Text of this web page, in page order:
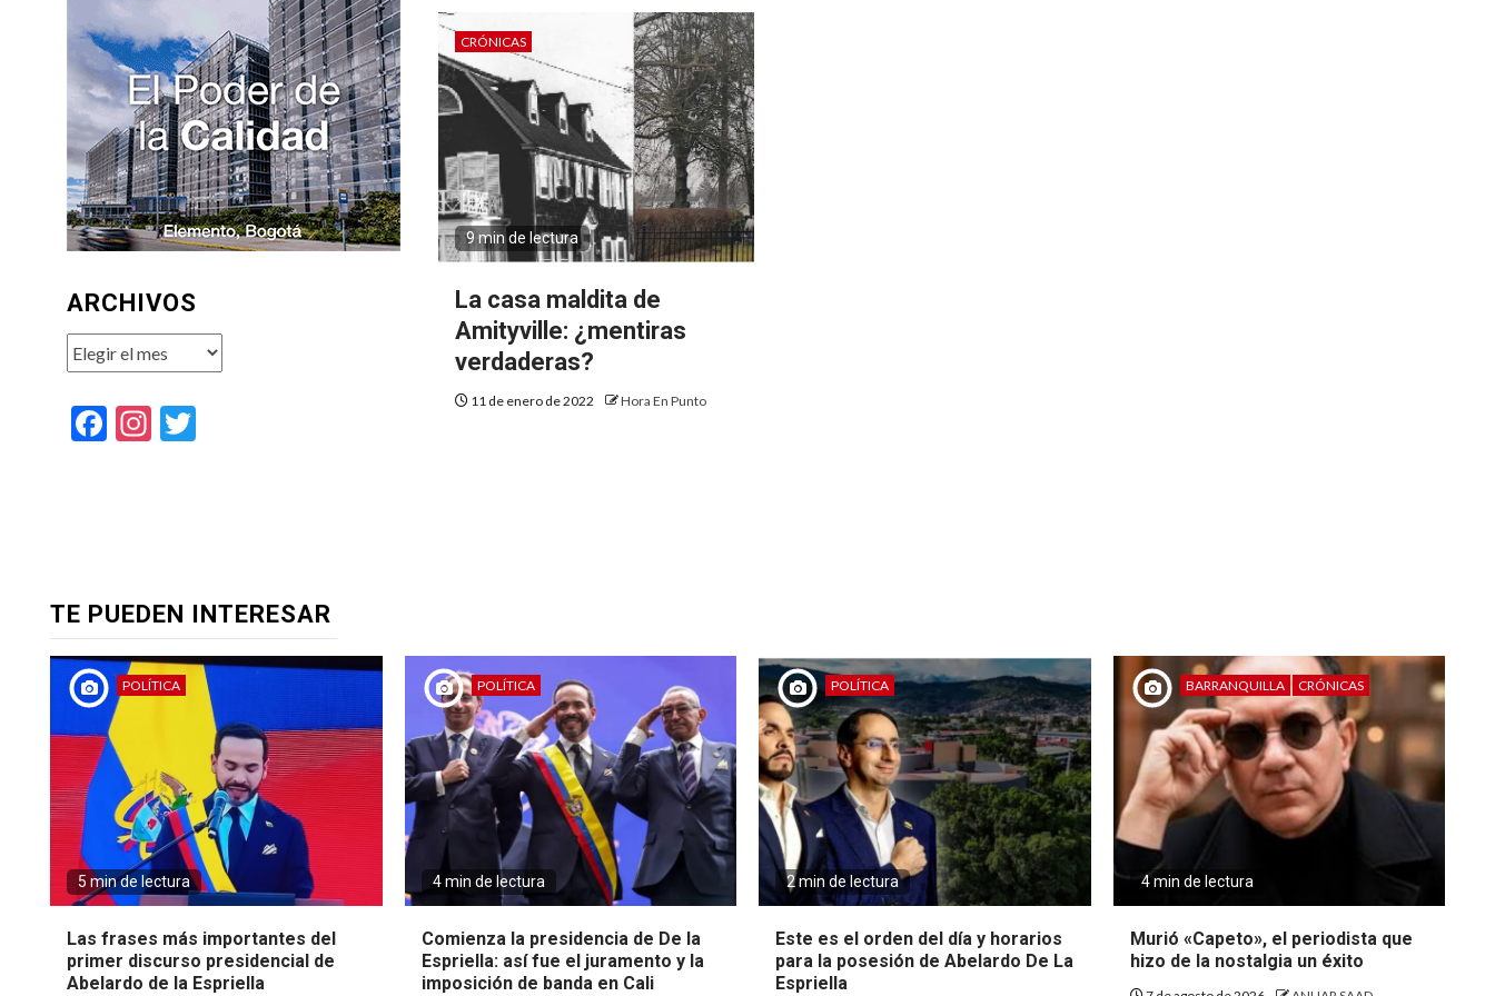
CRÓNICAS
9 min de lectura
La casa maldita de
Amityville: ¿mentiras
verdaderas?
11 de enero de 2022 Hora En Punto
ARCHIVOS
Archivos
Facebook
Instagram
TE PUEDEN INTERESAR
POLÍTICA
5 min de lectura
Las frases más importantes del
primer discurso presidencial de
Abelardo de la Espriella
POLÍTICA
4 min de lectura
Comienza la presidencia de De la
Espriella: así fue el juramento y la
imposición de banda en Cali
POLÍTICA
2 min de lectura
Este es el orden del día y horarios
para la posesión de Abelardo De La
Espriella
BARRANQUILLA CRÓNICAS
4 min de lectura
Murió «Capeto», el periodista que
hizo de la nostalgia un éxito